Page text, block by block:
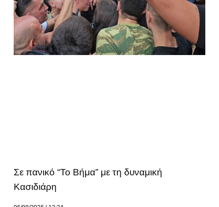
Σε πανικό “Το Βήμα” με τη δυναμική
Κασιδιάρη